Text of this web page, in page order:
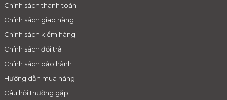
Chính sách thanh toán
Chính sách giao hàng
Chính sách kiểm hàng
Chính sách đổi trả
Chính sách bảo hành
Hướng dẫn mua hàng
Câu hỏi thường gặp